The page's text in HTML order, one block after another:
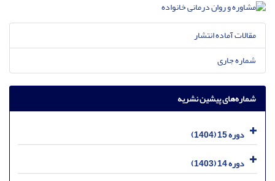
مقالات آماده انتشار
شماره جاری
شماره‌های پیشین نشریه
دوره 15 (1404)
دوره 14 (1403)